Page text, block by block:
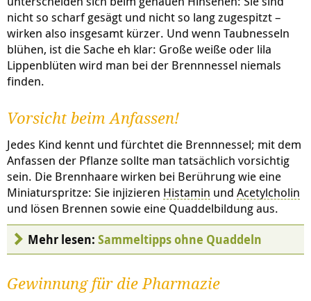
nicht so scharf gesägt und nicht so lang zugespitzt –
wirken also insgesamt kürzer. Und wenn Taubnesseln
blühen, ist die Sache eh klar: Große weiße oder lila
Lippenblüten wird man bei der Brennnessel niemals
finden.
Vorsicht beim Anfassen!
Jedes Kind kennt und fürchtet die Brennnessel; mit dem
Anfassen der Pflanze sollte man tatsächlich vorsichtig
sein. Die Brennhaare wirken bei Berührung wie eine
Miniaturspritze: Sie injizieren Histamin und Acetylcholin
und lösen Brennen sowie eine Quaddelbildung aus.
Mehr lesen: Sammeltipps ohne Quaddeln
Gewinnung für die Pharmazie